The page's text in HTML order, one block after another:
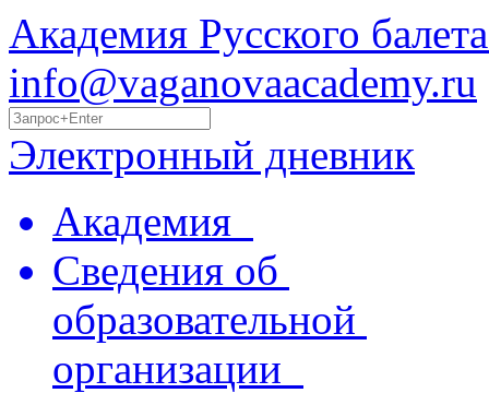
Академия Русского
info@vaganovaacademy.ru
Электронный дневник
Академия
Сведения об
образовательной
организации